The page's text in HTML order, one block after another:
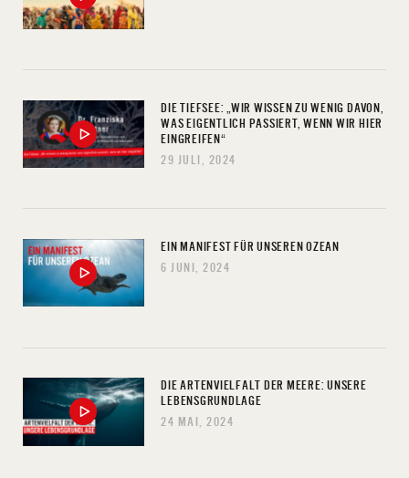
DIE TIEFSEE: „WIR WISSEN ZU WENIG DAVON,
WAS EIGENTLICH PASSIERT, WENN WIR HIER
EINGREIFEN“
29 JULI, 2024
EIN MANIFEST FÜR UNSEREN OZEAN
6 JUNI, 2024
DIE ARTENVIELFALT DER MEERE: UNSERE
LEBENSGRUNDLAGE
24 MAI, 2024